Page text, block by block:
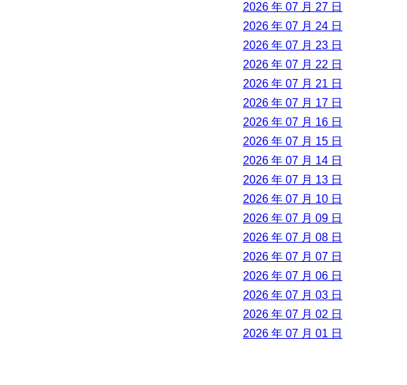
2026 年 07 月 27 日
2026 年 07 月 24 日
2026 年 07 月 23 日
2026 年 07 月 22 日
2026 年 07 月 21 日
2026 年 07 月 17 日
2026 年 07 月 16 日
2026 年 07 月 15 日
2026 年 07 月 14 日
2026 年 07 月 13 日
2026 年 07 月 10 日
2026 年 07 月 09 日
2026 年 07 月 08 日
2026 年 07 月 07 日
2026 年 07 月 06 日
2026 年 07 月 03 日
2026 年 07 月 02 日
2026 年 07 月 01 日